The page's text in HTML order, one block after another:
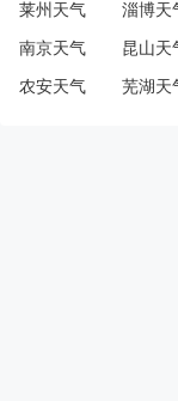
莱州天气 淄博天
南京天气 昆山天
农安天气 芜湖天